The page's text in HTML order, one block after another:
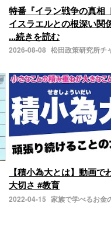
特番『イラン戦争の真相
イスラエルとの根深い関
...続きを読む
2026-08-08 松田政策研究所チ
【積小為大とは】動画で
大切さ #教育
2022-04-15 家族で学べるお金